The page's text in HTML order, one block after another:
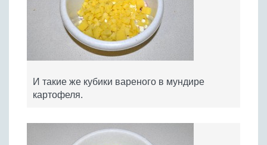
И такие же кубики вареного в мундире
картофеля.